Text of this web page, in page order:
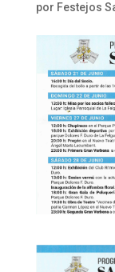
por Festejos